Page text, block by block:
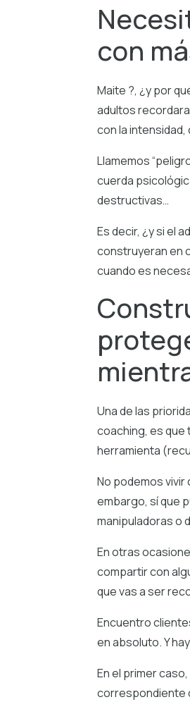
con
Maite ?, ¿y por
adultos
con la
Llamemos
cuerda
destructivas…
Es decir, ¿y si el
construyeran en
cuando es
Una de las
coaching, es que
herramienta
No podemos vivir
embargo, sí que
manipuladoras o
En otras
compartir con
que vas a ser
Encuentro
en absoluto. Y
En el primer
correspondiente